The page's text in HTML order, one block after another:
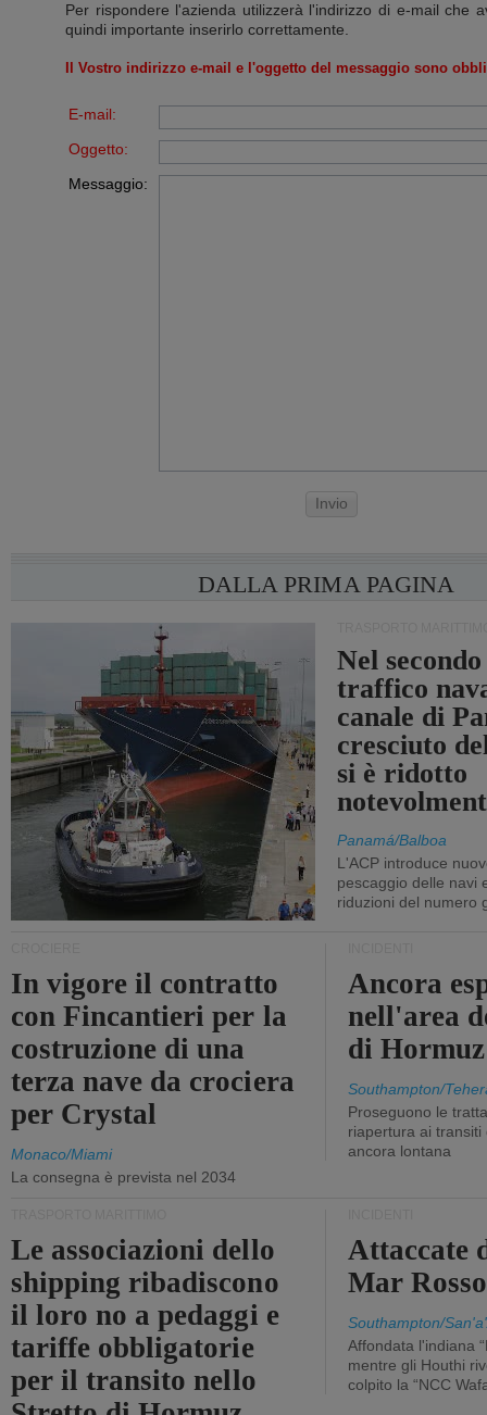
Per rispondere l'azienda utilizzerà l'indirizzo di e-mail che
quindi importante inserirlo correttamente.
Il Vostro indirizzo e-mail e l'oggetto del messaggio sono
E-mail:
Oggetto:
Messaggio:
Invio
DALLA PRIMA PAGINA
Nel
traffico
canale di
cresciuto
si è ridotto
Panamá/Balboa
L'ACP introduce
pescaggio delle navi
riduzioni del numero
In vigore il contratto
con Fincantieri per la
costruzione di una
terza nave da crociera
per Crystal
Monaco/Miami
La consegna è prevista nel 2034
Ancora
nell'area
di Hormuz
Southampton/
Proseguono le
riapertura ai
ancora lontana
Le associazioni dello
shipping ribadiscono
il loro no a pedaggi e
tariffe obbligatorie
per il transito nello
Attaccate
Mar Rosso
Southampton/
Affondata l'indiana
mentre gli Houthi
colpito la “NCC